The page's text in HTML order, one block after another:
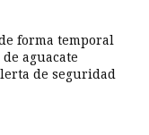
forma temporal
aguacate
de seguridad